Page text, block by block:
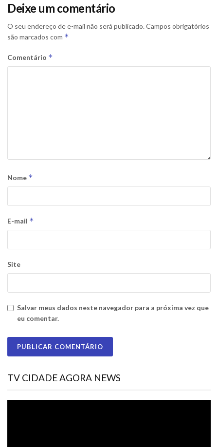
Deixe um comentário
O seu endereço de e-mail não será publicado. Campos obrigatórios
são marcados com *
Comentário *
Nome *
E-mail *
Site
Salvar meus dados neste navegador para a próxima vez que
eu comentar.
TV CIDADE AGORA NEWS